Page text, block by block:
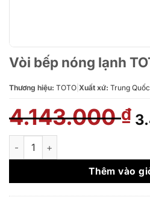
Vòi bếp nóng lạnh
Thương hiệu: TOTO Xuất xứ: Trung Quốc
4.143.000₫
Vòi bếp nóng lạnh TOTO
Thêm vào